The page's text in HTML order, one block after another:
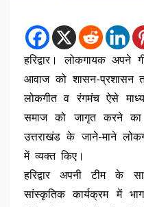
हरिद्वार। लोकगायक
आवाज को शासन-प्रशासन
लोकगीत व रंगमंच ऐसे
समाज को जागृत करने
उत्तराखंड के जाने-माने
में व्यक्त किए।
हरिद्वार अपनी टीम के
सांस्कृतिक कार्यक्रम में